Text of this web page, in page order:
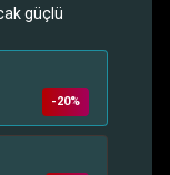
güçlü
-20%